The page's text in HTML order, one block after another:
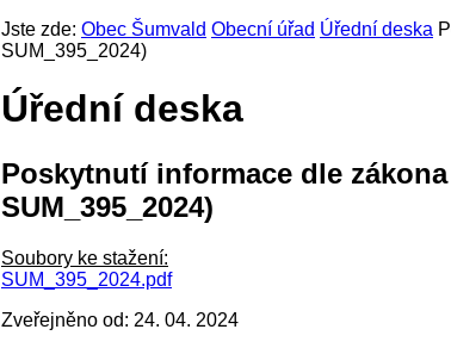
Jste zde: Obec Šumvald Obecní úřad Úřední deska
SUM_395_2024)
Úřední deska
Poskytnutí informace dle zákona
SUM_395_2024)
Soubory ke stažení:
SUM_395_2024.pdf
Zveřejněno od: 24. 04. 2024